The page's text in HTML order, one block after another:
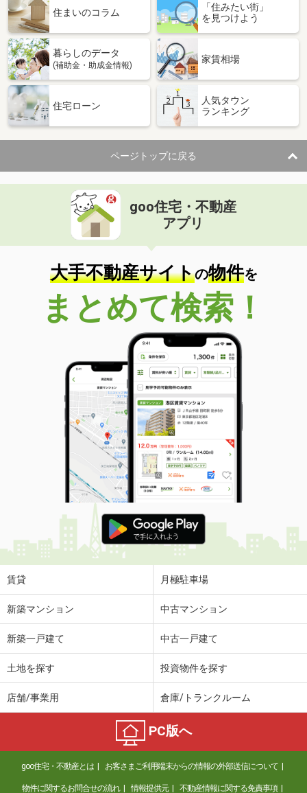
住まいのコラム
「住みたい街」
を見つけよう
暮らしのデータ
(補助金・助成金情報)
家賃相場
住宅ローン
人気タウン
ランキング
ページトップに戻る
goo住宅・不動産
アプリ
大手不動産サイトの物件を
まとめて検索！
賃貸 月極駐車場
新築マンション 中古マンション
新築一戸建て 中古一戸建て
土地を探す 投資物件を探す
店舗/事業用 倉庫/トランクルーム
PC版へ
goo住宅・不動産とは お客さまご利用端末からの情報の外部送信について
物件に関するお問合せの流れ 情報提供元 不動産情報に関する免責事項